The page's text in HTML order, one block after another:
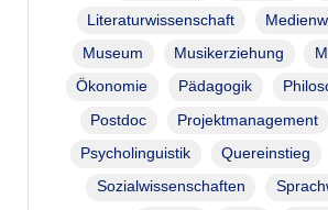
Literaturwissenschaft
Museum Musikerziehung
Ökonomie Pädagogik
Postdoc Projektmanagement
Psycholinguistik Quereinstieg
Sozialwissenschaften